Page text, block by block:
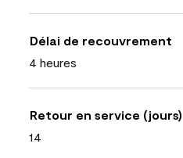
Délai de recouvrement
4 heures
Retour en service (jours)
14